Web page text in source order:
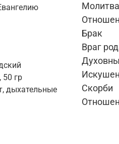
Молитва
Брак
Враг
Скорби
50 гр
дыхательные